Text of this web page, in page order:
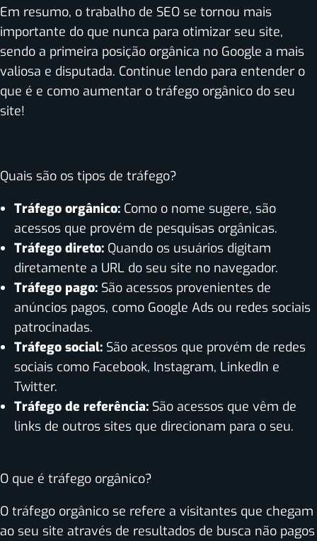
Em resumo, o trabalho de SEO se tornou mais
importante do que nunca para otimizar seu site,
sendo a primeira posição orgânica no Google a mais
valiosa e disputada. Continue lendo para entender o
que é e como aumentar o tráfego orgânico do seu
site!
Quais são os tipos de tráfego?
Tráfego orgânico: Como o nome sugere, são
acessos que provém de pesquisas orgânicas.
Tráfego direto: Quando os usuários digitam
diretamente a URL do seu site no navegador.
Tráfego pago: São acessos provenientes de
anúncios pagos, como Google Ads ou redes sociais
patrocinadas.
Tráfego social: São acessos que provém de redes
sociais como Facebook, Instagram, LinkedIn e
Twitter.
Tráfego de referência: São acessos que vêm de
links de outros sites que direcionam para o seu.
O que é tráfego orgânico?
O tráfego orgânico se refere a visitantes que chegam
ao seu site através de resultados de busca não pagos